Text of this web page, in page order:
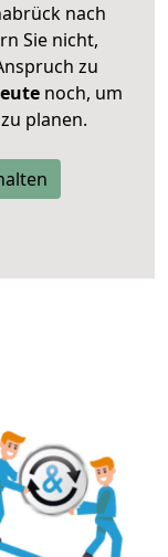
nach
Sie nicht,
zu
noch, um
zu planen.